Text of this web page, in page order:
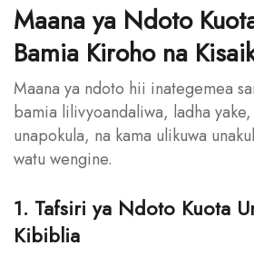
Maana ya Ndoto
Bamia Kiroho na
Maana ya ndoto hii inategemea
bamia lilivyoandaliwa, ladha
unapokula, na kama ulikuwa
watu wengine.
1. Tafsiri ya Ndoto Kuota
Kibiblia